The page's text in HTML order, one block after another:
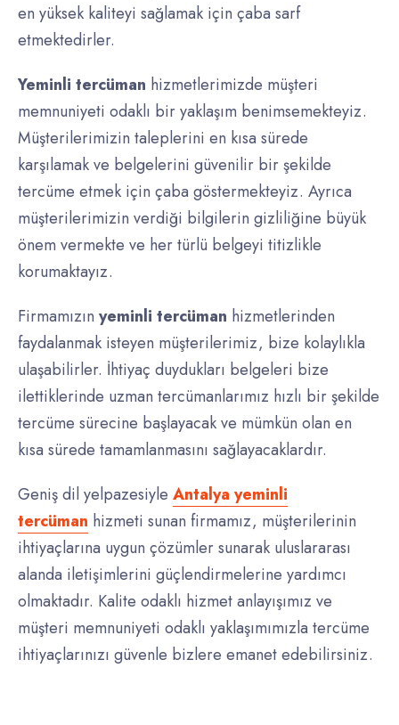
en yüksek kaliteyi sağlamak için çaba sarf
etmektedirler.
Yeminli tercüman hizmetlerimizde müşteri
memnuniyeti odaklı bir yaklaşım benimsemekteyiz.
Müşterilerimizin taleplerini en kısa sürede
karşılamak ve belgelerini güvenilir bir şekilde
tercüme etmek için çaba göstermekteyiz. Ayrıca
müşterilerimizin verdiği bilgilerin gizliliğine büyük
önem vermekte ve her türlü belgeyi titizlikle
korumaktayız.
Firmamızın yeminli tercüman hizmetlerinden
faydalanmak isteyen müşterilerimiz, bize kolaylıkla
ulaşabilirler. İhtiyaç duydukları belgeleri bize
ilettiklerinde uzman tercümanlarımız hızlı bir şekilde
tercüme sürecine başlayacak ve mümkün olan en
kısa sürede tamamlanmasını sağlayacaklardır.
Geniş dil yelpazesiyle Antalya yeminli
tercüman hizmeti sunan firmamız, müşterilerinin
ihtiyaçlarına uygun çözümler sunarak uluslararası
alanda iletişimlerini güçlendirmelerine yardımcı
olmaktadır. Kalite odaklı hizmet anlayışımız ve
müşteri memnuniyeti odaklı yaklaşımımızla tercüme
ihtiyaçlarınızı güvenle bizlere emanet edebilirsiniz.